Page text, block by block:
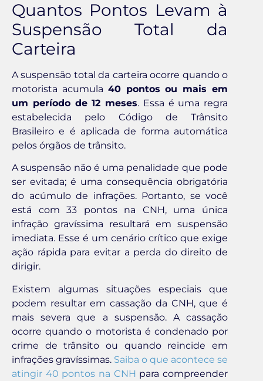
Quantos Pontos Levam à
Suspensão Total da
Carteira
A suspensão total da carteira ocorre quando o
motorista acumula 40 pontos ou mais em
um período de 12 meses. Essa é uma regra
estabelecida pelo Código de Trânsito
Brasileiro e é aplicada de forma automática
pelos órgãos de trânsito.
A suspensão não é uma penalidade que pode
ser evitada; é uma consequência obrigatória
do acúmulo de infrações. Portanto, se você
está com 33 pontos na CNH, uma única
infração gravíssima resultará em suspensão
imediata. Esse é um cenário crítico que exige
ação rápida para evitar a perda do direito de
dirigir.
Existem algumas situações especiais que
podem resultar em cassação da CNH, que é
mais severa que a suspensão. A cassação
ocorre quando o motorista é condenado por
crime de trânsito ou quando reincide em
infrações gravíssimas. Saiba o que acontece se
atingir 40 pontos na CNH para compreender